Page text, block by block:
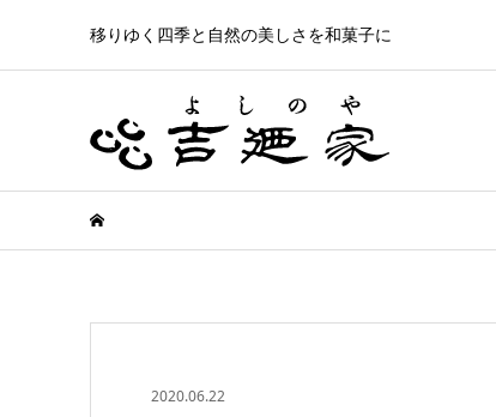
移りゆく四季と自然の美しさを和菓子に
2020.06.22